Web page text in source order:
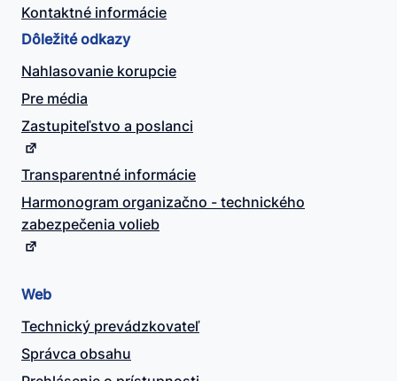
Kontaktné informácie
Dôležité odkazy
Nahlasovanie korupcie
Pre média
Zastupiteľstvo a poslanci
Transparentné informácie
Harmonogram organizačno - technického
zabezpečenia volieb
Web
Technický prevádzkovateľ
Správca obsahu